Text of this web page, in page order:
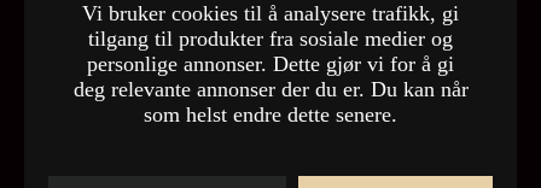
Vi bruker cookies til å analysere trafikk, gi
tilgang til produkter fra sosiale medier og
personlige annonser. Dette gjør vi for å gi
deg relevante annonser der du er. Du kan når
som helst endre dette senere.